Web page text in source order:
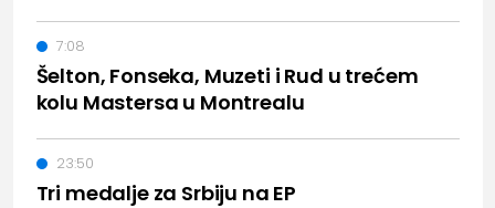
Šelton, Fonseka, Muzeti i Rud u trećem
kolu Mastersa u Montrealu
7:08
Tri medalje za Srbiju na EP
23:50